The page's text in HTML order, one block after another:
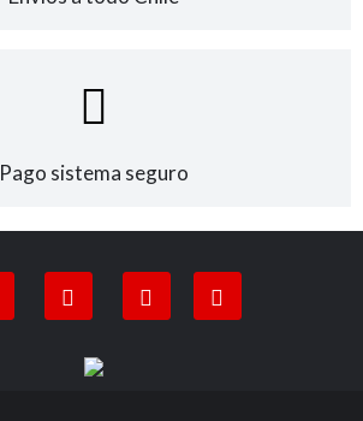
Pago sistema seguro